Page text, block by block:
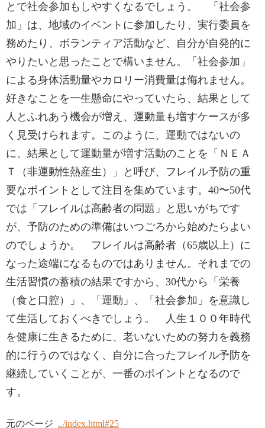
とで社会参加もしやすくなるでしょう。 「社会参
加」は、地域のイベントに参加したり、実行委員を
務めたり、ボランティア活動など、自分が自発的に
やりたいと思ったことで構いません。「社会参加」
による身体活動量やカロリー消費量は侮れません。
好きなことを一生懸命にやっていたら、結果として
人とふれあう機会が増え、運動量も増すケースが多
く見受けられます。このように、運動ではないの
に、結果として運動量が増す活動のことを「ＮＥＡ
Ｔ（非運動性熱産生）」と呼び、フレイル予防の重
要なポイントとして注目を集めています。40〜50代
では「フレイルは高齢者の問題」と思いがちです
が、予防のための準備はいつごろから始めたらよい
のでしょうか。 フレイルは高齢者（65歳以上）に
なった途端になるものではありません。それまでの
生活習慣の蓄積の結果ですから、30代から「栄養
（食と口腔）」、「運動」、「社会参加」を意識し
て生活しておくべきでしょう。 人生１００年時代
を健康に生きるために、老いないための努力を義務
的に行うのではなく、自分に合ったフレイル予防を
継続していくことが、一番のポイントとなるので
す。
元のページ ../index.html#25